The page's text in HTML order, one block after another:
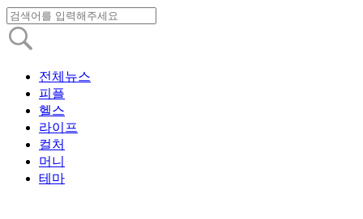
전체뉴스
피플
헬스
라이프
컬처
머니
테마